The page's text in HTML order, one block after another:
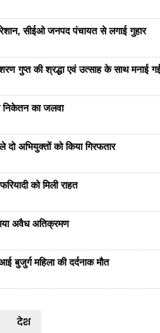
सीईओ जनपद पंचायत से लगाई गुहार
गुप्त की श्रद्धा एवं उत्साह के साथ मनाई
निकेतन का जलवा
अभियुक्तों को किया गिरफतार
को मिली राहत
अवैध अतिक्रमण
बुजुर्ग महिला की दर्दनाक मौत
देश